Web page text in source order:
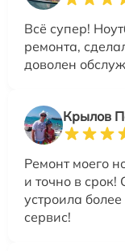
Всё супер!
ремонта,
доволен
Крылов
Ремонт моего
и точно в срок!
устроила
сервис!